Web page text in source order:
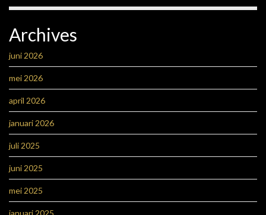
Archives
juni 2026
mei 2026
april 2026
januari 2026
juli 2025
juni 2025
mei 2025